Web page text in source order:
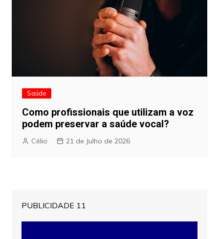
Saúde
Como profissionais que utilizam a voz
podem preservar a saúde vocal?
Célio 21 de Julho de 2026
PUBLICIDADE 11